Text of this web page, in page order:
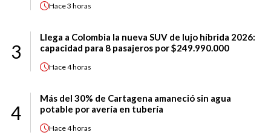
Hace3 horas
3
Llega a Colombia la nueva SUV de lujo híbrida 2026:
capacidad para 8 pasajeros por $249.990.000
Hace4 horas
4
Más del 30% de Cartagena amaneció sin agua
potable por avería en tubería
Hace4 horas